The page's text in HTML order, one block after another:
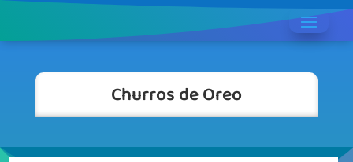
Churros de Oreo